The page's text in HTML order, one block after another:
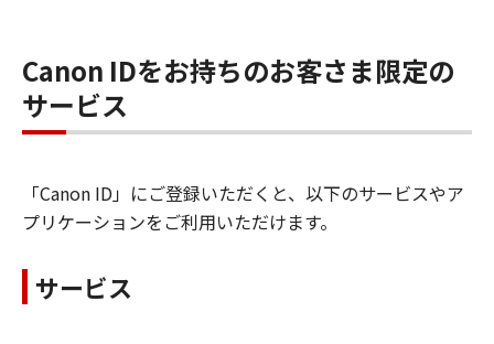
Canon IDをお持ちのお客さま限定の
サービス
「Canon ID」にご登録いただくと、以下のサービスやア
プリケーションをご利用いただけます。
サービス